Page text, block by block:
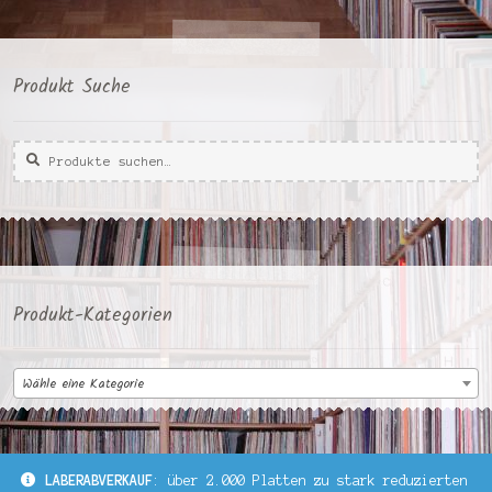
LABERABVERKAUF : über 2.000 Platten zu stark reduzierten
Produkt Suche
Suche
nach:
Suche
Produkt-Kategorien
Wähle eine Kategorie